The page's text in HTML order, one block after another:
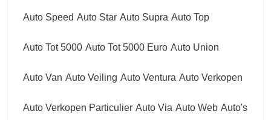
Auto Speed Auto Star Auto Supra Auto Top
Auto Tot 5000 Auto Tot 5000 Euro Auto Union
Auto Van Auto Veiling Auto Ventura Auto Verkopen
Auto Verkopen Particulier Auto Via Auto Web Auto's